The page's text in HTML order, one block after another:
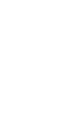
situs resmi